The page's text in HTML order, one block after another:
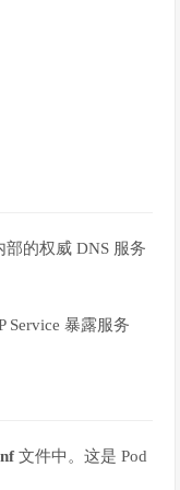
部的权威 DNS 服务
Service 暴露服务
文件中。这是 Pod